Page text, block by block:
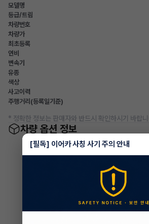
모델명
등급/트림
차량번호
차량가
최초등록
연비
변속기
유종
색상
사고이력
주행거리(등록일기준)
* 정확한 정보는 판매자와 반드시 확인하시기 바랍
차량 옵션 정보
[필독] 이어카 사칭 사기 주의 안내